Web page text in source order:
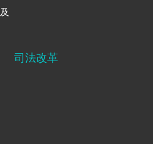
司法改革